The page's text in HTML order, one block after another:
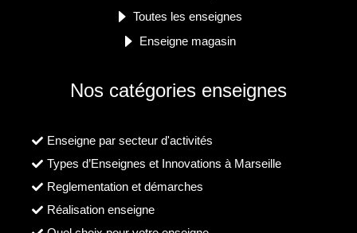
Toutes les enseignes
Enseigne magasin
Nos catégories enseignes
Enseigne par secteur d'activités
Types d’Enseignes et Innovations à Marseille
Reglementation et démarches
Réalisation enseigne